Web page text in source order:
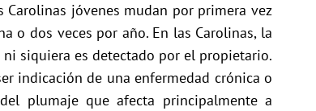
jóvenes mudan por primera vez
o dos veces por año. En las Carolinas, la
siquiera es detectado por el propietario.
indicación de una enfermedad crónica o
plumaje que afecta principalmente a